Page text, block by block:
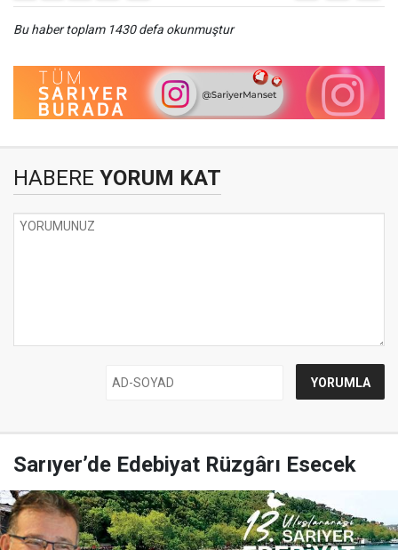
Bu haber toplam 1430 defa okunmuştur
HABERE YORUM KAT
Sarıyer’de Edebiyat Rüzgârı Esecek